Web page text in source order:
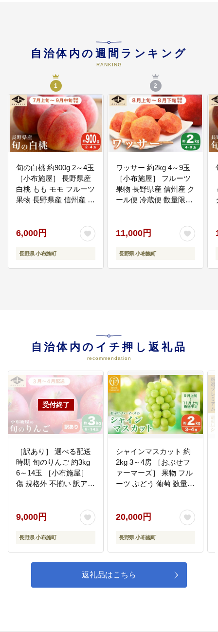
ひと中心の町、安心して歩ける道
整備や、潤いのある美しい町並
み、景観の維持、持続可能なエネ
ルギーの研究、防災対策などを推
進し、安心、安全なまちづくりを
08
7. 脱炭素社会の実現に向けた事業
地域と共生した再生可能エネルギ
ーの普及、省エネルギーな住まい
づくりの推進、自家用車などの移
生ごみや剪定枝等の資源活用の促
進などに取り組み、「環境先進都
市」の実現を目指しま
自治体内の週間ランキング
RANKING
1
旬の白桃 約900g 2～4玉
［小布施屋］ 長野県産
白桃 もも モモ フルーツ
果物 長野県産 信州産 ク
鳳 川中島白桃など 令和
8年産 【2026年7月上旬
～9月中旬発送】［A-
6,000円
長野県 小布施町
2
ワッサー 約2kg 4～9玉
［小布施屋］ フルーツ
果物 長野県産 信州産 ク
ール便 冷蔵便 数量限定
下旬発送】［H-101］
11,000円
長野県 小布施町
自治体内のイチ押し返礼品
recommendation
［訳あり］ 選べる配送
時期 旬のりんご 約3kg
6～14玉 ［小布施屋］
傷 規格外 不揃い 訳アリ
産 信州産 特産 産地直送
産直 数量限定 先行予約
3月発送 4月発送 令和7
9,000円
長野県 小布施町
シャインマスカット 約
2kg 3～4房 ［おぶせフ
ァーマーズ］ 果物 フル
ーツ ぶどう 葡萄 数量限
上旬～11月上旬発送】
20,000円
長野県 小布施町
返礼品はこちら